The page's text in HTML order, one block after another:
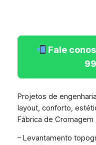
Fale
Projetos de
layout, conforto,
Fábrica de Cromagem
– Levantamento